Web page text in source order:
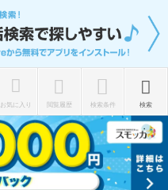
お気に入り 閲覧履歴 検索条件 検索